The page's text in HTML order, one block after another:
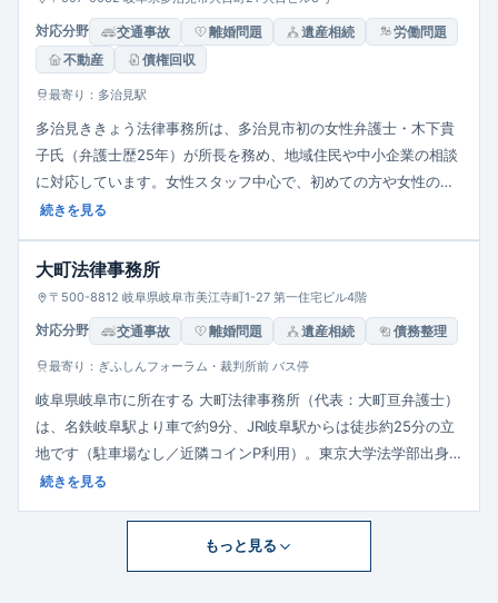
ス良好です。依頼者一人ひとりに寄り添い、迅速・適切・親切な
サービスを心がけ、信頼関係を重視した丁寧な対応姿勢が事務所
の大きな特徴です。
対応分野 交通事故 離婚問題 遺産相続
労働問題
不動産
債権回収
最寄り：多治見駅
多治見ききょう法律事務所は、多治見市初の女性弁護士・木下貴
子氏（弁護士歴25年）が所長を務め、地域住民や中小企業の相談
に対応しています。女性スタッフ中心で、初めての方や女性の相
談も安心して利用可能。離婚・交通事故・相続・遺言作成など個
企業向けの法務にも注力。相談料は45分5,500円（税込）と明確
に設定し、利用者に配慮した対応が特徴です。
続きを見る
大町法律事務所
〒500-8812 岐阜県岐阜市美江寺町1-27 第一住宅ビル4階
対応分野 交通事故 離婚問題 遺産相続 債務整理
最寄り：ぎふしんフォーラム・裁判所前 バス停
岐阜県岐阜市に所在する 大町法律事務所（代表：大町亘弁護士）
は、名鉄岐阜駅より車で約9分、JR岐阜駅からは徒歩約25分の立
地です（駐車場なし／近隣コインP利用）。東京大学法学部出身
の大町弁護士の理念は、「一つひとつの事件を大切に扱う」こと
続きを見る
もっと見る